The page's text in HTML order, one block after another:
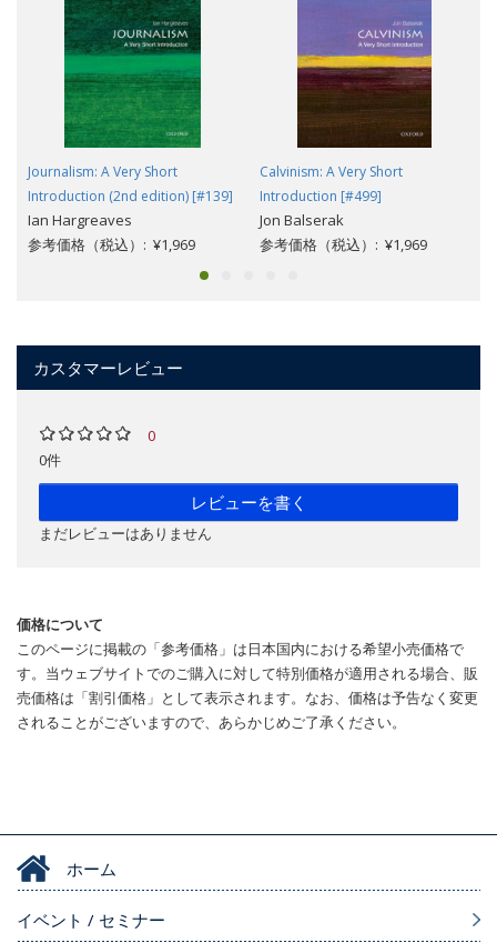
Journalism: A Very Short
Introduction (2nd edition) [#139]
Ian Hargreaves
参考価格（税込）: ¥1,969
Calvinism: A Very Short
Introduction [#499]
Jon Balserak
参考価格（税込）: ¥1,969
カスタマーレビュー
0
0件
レビューを書く
まだレビューはありません
価格について
このページに掲載の「参考価格」は日本国内における希望小売価格で
す。当ウェブサイトでのご購入に対して特別価格が適用される場合、販
売価格は「割引価格」として表示されます。なお、価格は予告なく変更
されることがございますので、あらかじめご了承ください。
ホーム
イベント / セミナー